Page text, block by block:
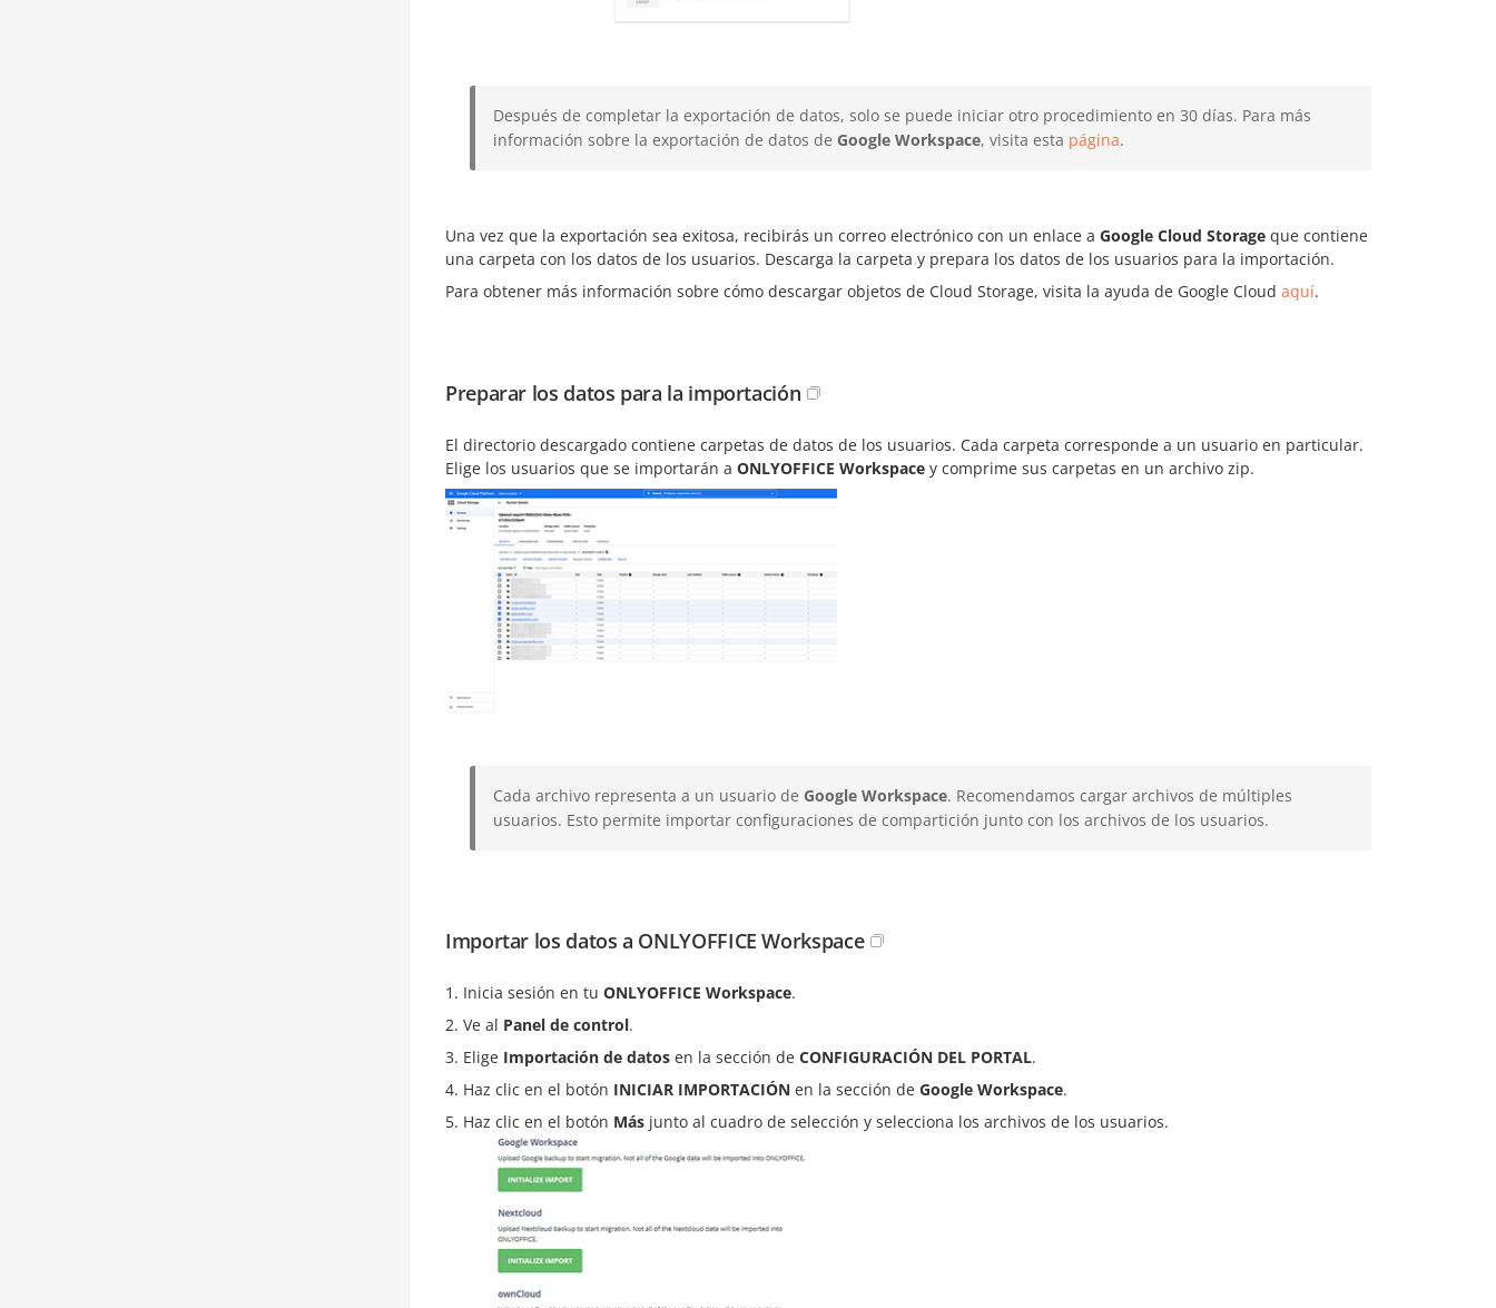
Después de completar la exportación de datos, solo se puede iniciar otro procedimiento en 30 días. Para más
información sobre la exportación de datos de Google Workspace, visita esta página.
Una vez que la exportación sea exitosa, recibirás un correo electrónico con un enlace a Google Cloud Storage que contiene
una carpeta con los datos de los usuarios. Descarga la carpeta y prepara los datos de los usuarios para la importación.
Para obtener más información sobre cómo descargar objetos de Cloud Storage, visita la ayuda de Google Cloud aquí.
Preparar los datos para la importación
El directorio descargado contiene carpetas de datos de los usuarios. Cada carpeta corresponde a un usuario en particular.
Elige los usuarios que se importarán a ONLYOFFICE Workspace y comprime sus carpetas en un archivo zip.
Cada archivo representa a un usuario de Google Workspace. Recomendamos cargar archivos de múltiples
usuarios. Esto permite importar configuraciones de compartición junto con los archivos de los usuarios.
Importar los datos a ONLYOFFICE Workspace
Inicia sesión en tu ONLYOFFICE Workspace.
Ve al Panel de control.
Elige Importación de datos en la sección de CONFIGURACIÓN DEL PORTAL.
Haz clic en el botón INICIAR IMPORTACIÓN en la sección de Google Workspace.
Haz clic en el botón Más junto al cuadro de selección y selecciona los archivos de los usuarios.